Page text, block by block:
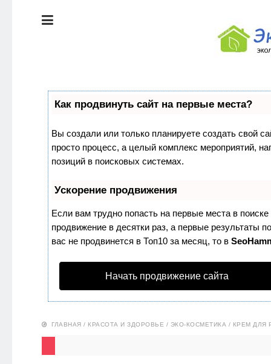
СТИЛЬ
ЭКОЛОГИЯ
ДОМА
КРАСОТА И
ПИТАНИЕ
Как продвинуть сайт на первые места?
Вы создали или только планируете создать свой
просто процесс, а целый комплекс мероприятий,
позиций в поисковых системах.
Ускорение продвижения
Если вам трудно попасть на первые места в
продвижение в десятки раз, а первые результаты
вас не продвинется в Топ10 за месяц, то в
Начать продвижение сайта
ГЛАВНАЯ / КРАСОТА И ЗДОРОВЬЕ / ЭКО-КОСМЕТИКА / КРЕМ ДЛЯ